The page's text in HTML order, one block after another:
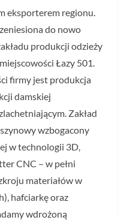
eksporterem regionu.
do nowo
produkcji odzieży
Łazy 501.
firmy jest produkcja
damskiej
Zakład
wzbogacony
w technologii 3D,
CNC – w pełni
materiałów w
hafciarkę oraz
wdrożoną